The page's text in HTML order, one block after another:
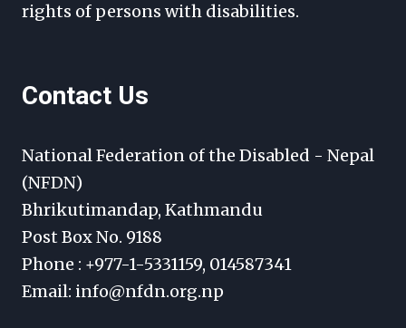
rights of persons with disabilities.
Contact Us
National Federation of the Disabled - Nepal
(NFDN)
Bhrikutimandap, Kathmandu
Post Box No. 9188
Phone : +977-1-5331159, 014587341
Email: info@nfdn.org.np